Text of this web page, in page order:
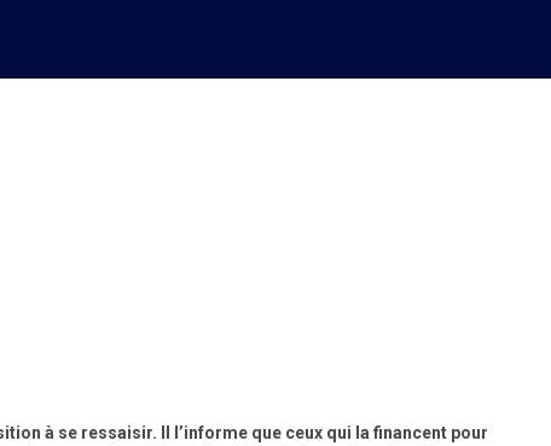
à se ressaisir. Il l’informe que ceux qui la financent pour